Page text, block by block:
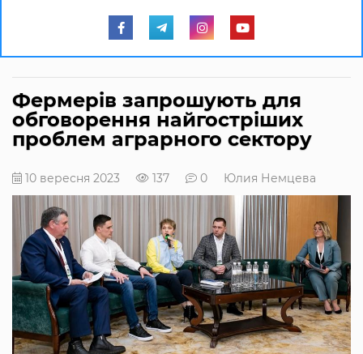
Фермерів запрошують для
обговорення найгостріших
проблем аграрного сектору
10 вересня 2023 137 0 Юлия Немцева